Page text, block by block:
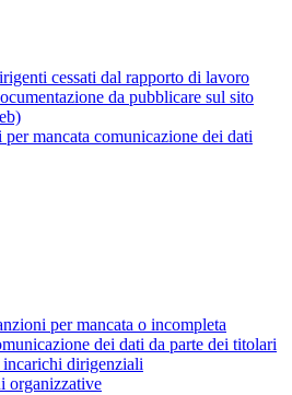
cessati dal rapporto di lavoro
da pubblicare sul sito
per mancata comunicazione dei dati
per mancata o incompleta
dei dati da parte dei titolari
dirigenziali
organizzative